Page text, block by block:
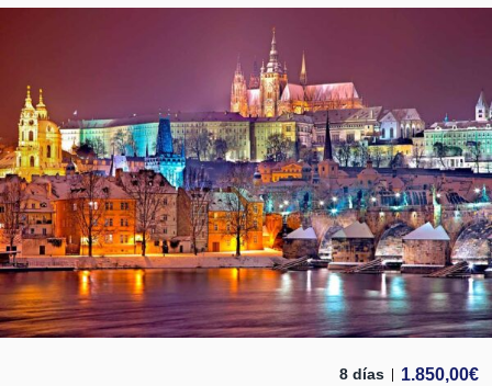
8 días 1.850,00€